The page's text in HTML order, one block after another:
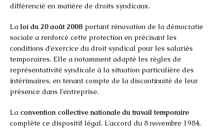
différencié en matière de droits syndicaux.
La loi du 20 août 2008 portant rénovation de la démocratie
sociale a renforcé cette protection en précisant les
conditions d’exercice du droit syndical pour les salariés
temporaires. Elle a notamment adapté les règles de
représentativité syndicale à la situation particulière des
intérimaires, en tenant compte de la discontinuité de leur
présence dans l’entreprise.
La convention collective nationale du travail temporaire
complète ce dispositif légal. L’accord du 8 novembre 1984,